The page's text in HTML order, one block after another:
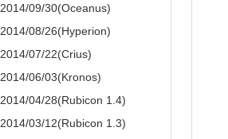
2014/09/30(Oceanus)
2014/08/26(Hyperion)
2014/07/22(Crius)
2014/06/03(Kronos)
2014/04/28(Rubicon 1.4)
2014/03/12(Rubicon 1.3)